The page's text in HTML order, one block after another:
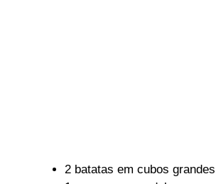
2 batatas em cubos